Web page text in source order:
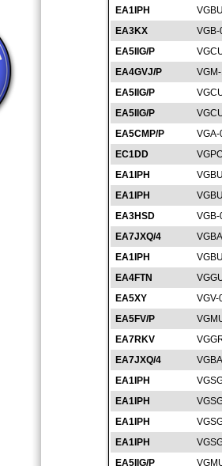
EA1IPH
EA3KX
EA5IIG/P
EA4GVJ/P
EA5IIG/P
EA5IIG/P
EA5CMP/P
EC1DD
EA1IPH
EA1IPH
EA3HSD
EA7JXQ/4
EA1IPH
EA4FTN
EA5XY
VGV-
EA5FV/P
EA7RKV
EA7JXQ/4
EA1IPH
EA1IPH
EA1IPH
EA1IPH
EA5IIG/P